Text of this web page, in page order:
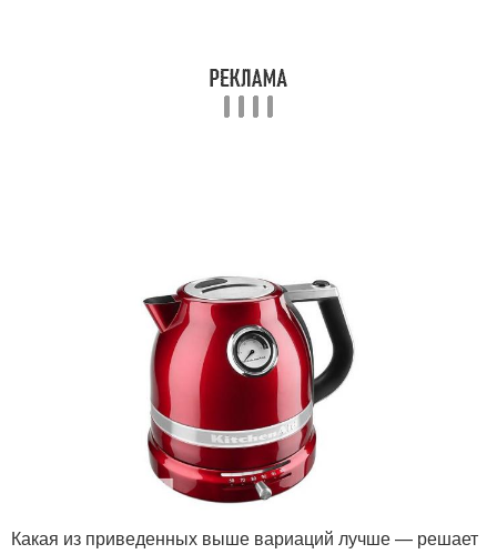
Какая из приведенных выше вариаций лучше — решает